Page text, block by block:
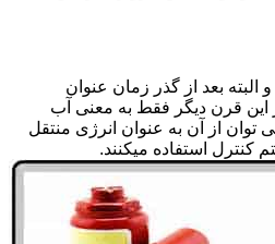
بعد از گذر زمان عنوان
قرن دیگر فقط به معنی آب
از آن به عنوان انرژی منتقل
استفاده میکنند.